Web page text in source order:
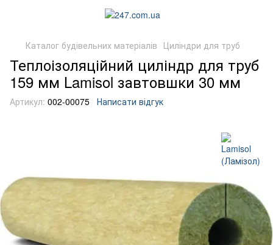
Каталог будівельних матеріалів Циліндри для труб
Теплоізоляційний циліндр для труб
159 мм Lamisol завтовшки 30 мм
Артикул: 002-00075 Написати відгук